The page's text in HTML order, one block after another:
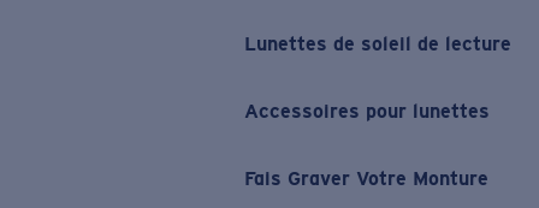
Lunettes de soleil de lecture
Accessoires pour lunettes
Fais Graver Votre Monture